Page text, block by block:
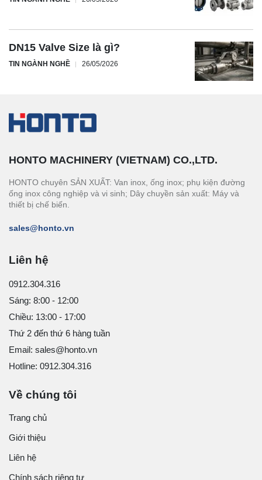
DN15 Valve Size là gì?
TIN NGÀNH NGHỀ 26/05/2026
HONTO MACHINERY (VIETNAM) CO.,LTD.
HONTO chuyên SẢN XUẤT: Van inox, ống inox; phụ kiện đường
ống inox công nghiệp và vi sinh; Dây chuyền sản xuất: Máy và
thiết bị chế biến.
sales@honto.vn
Liên hệ
0912.304.316
Sáng: 8:00 - 12:00
Chiều: 13:00 - 17:00
Thứ 2 đến thứ 6 hàng tuần
Email: sales@honto.vn
Hotline: 0912.304.316
Về chúng tôi
Trang chủ
Giới thiệu
Liên hệ
Chính sách riêng tư